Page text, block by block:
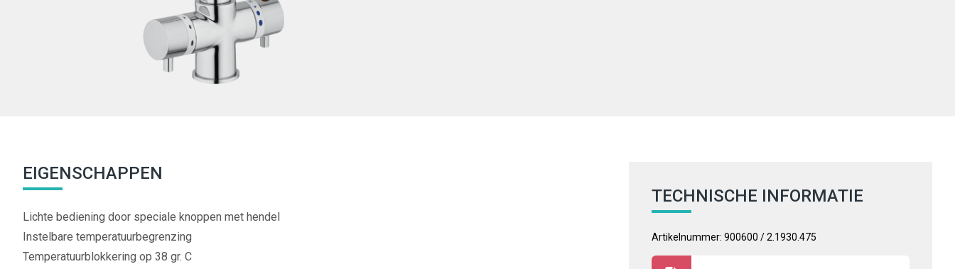
EIGENSCHAPPEN
Lichte bediening door speciale knoppen met hendel
Instelbare temperatuurbegrenzing
Temperatuurblokkering op 38 gr. C
TECHNISCHE INFORMATIE
Artikelnummer: 900600 / 2.1930.475